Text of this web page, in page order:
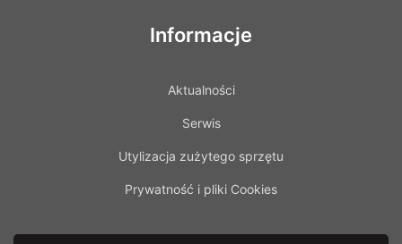
Informacje
Aktualności
Serwis
Utylizacja zużytego sprzętu
Prywatność i pliki Cookies